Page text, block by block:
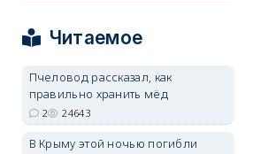
erid: 2SDnjdPjgYS
Читаемое
Пчеловод рассказал, как
правильно хранить мёд
2 24643
В Крыму этой ночью погибли